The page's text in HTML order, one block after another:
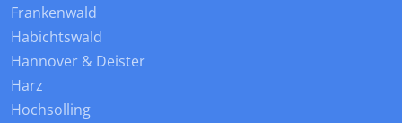
Frankenwald
Habichtswald
Hannover & Deister
Harz
Hochsolling